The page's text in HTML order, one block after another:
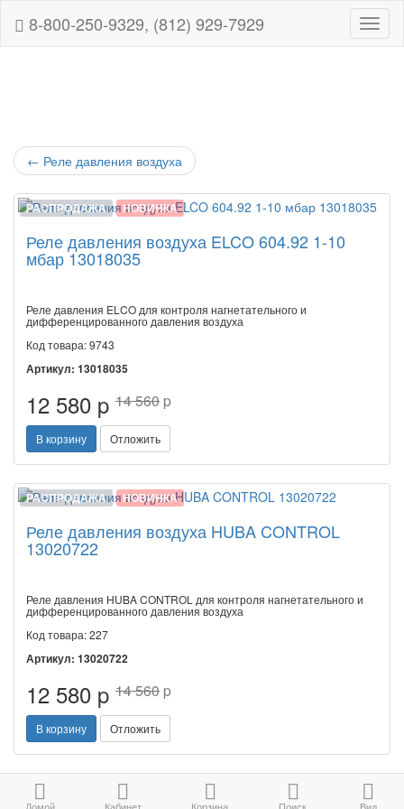
8-800-250-9329, (812) 929-7929
← Реле давления воздуха
РАСПРОДАЖА НОВИНКА
Реле давления воздуха ELCO 604.92 1-10
мбар 13018035
Реле давления ELCO для контроля нагнетательного и
дифференцированного давления воздуха
Код товара: 9743
Артикул: 13018035
12 580 p 14 560 p
В корзину Отложить
РАСПРОДАЖА НОВИНКА
Реле давления воздуха HUBA CONTROL
13020722
Реле давления HUBA CONTROL для контроля нагнетательного и
дифференцированного давления воздуха
Код товара: 227
Артикул: 13020722
12 580 p 14 560 p
В корзину Отложить